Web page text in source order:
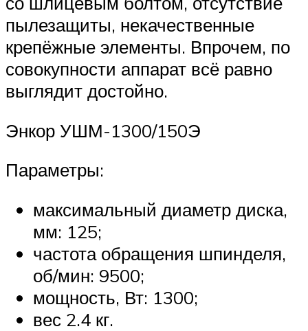
пылезащиты, некачественные
крепёжные элементы. Впрочем, по
совокупности аппарат всё равно
выглядит достойно.
Энкор УШМ-1300/150Э
Параметры:
максимальный диаметр диска,
мм: 125;
частота обращения шпинделя,
об/мин: 9500;
мощность, Вт: 1300;
вес 2.4 кг.